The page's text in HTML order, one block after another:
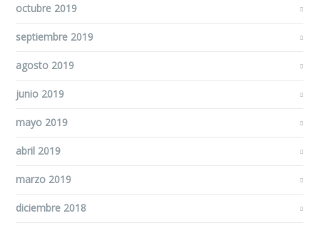
octubre 2019
septiembre 2019
agosto 2019
junio 2019
mayo 2019
abril 2019
marzo 2019
diciembre 2018